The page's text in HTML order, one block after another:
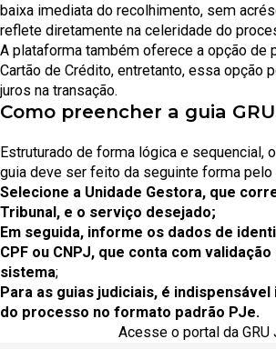
baixa imediata do recolhimento, sem
reflete diretamente na celeridade do
A plataforma também oferece a opção de
Cartão de Crédito, entretanto, essa opção
juros na transação.
Como preencher a guia
Estruturado de forma lógica e sequencial,
guia deve ser feito da seguinte forma pelo
Selecione a Unidade Gestora, que
Tribunal, e o serviço desejado;
Em seguida, informe os dados de
CPF ou CNPJ, que conta com
sistema;
Para as guias judiciais, é
do processo no formato padrão PJe.
Acesse o portal da GRU